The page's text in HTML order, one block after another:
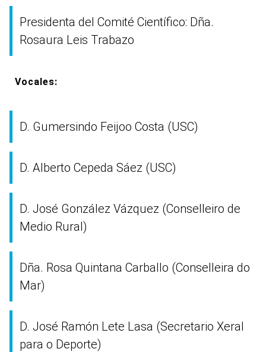
Presidenta del Comité Científico: Dña.
Rosaura Leis Trabazo
Vocales:
D. Gumersindo Feijoo Costa (USC)
D. Alberto Cepeda Sáez (USC)
D. José González Vázquez (Conselleiro de
Medio Rural)
Dña. Rosa Quintana Carballo (Conselleira do
Mar)
D. José Ramón Lete Lasa (Secretario Xeral
para o Deporte)